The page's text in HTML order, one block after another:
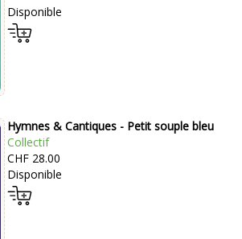
Disponible
Hymnes & Cantiques - Petit souple bleu
Collectif
CHF 28.00
Disponible